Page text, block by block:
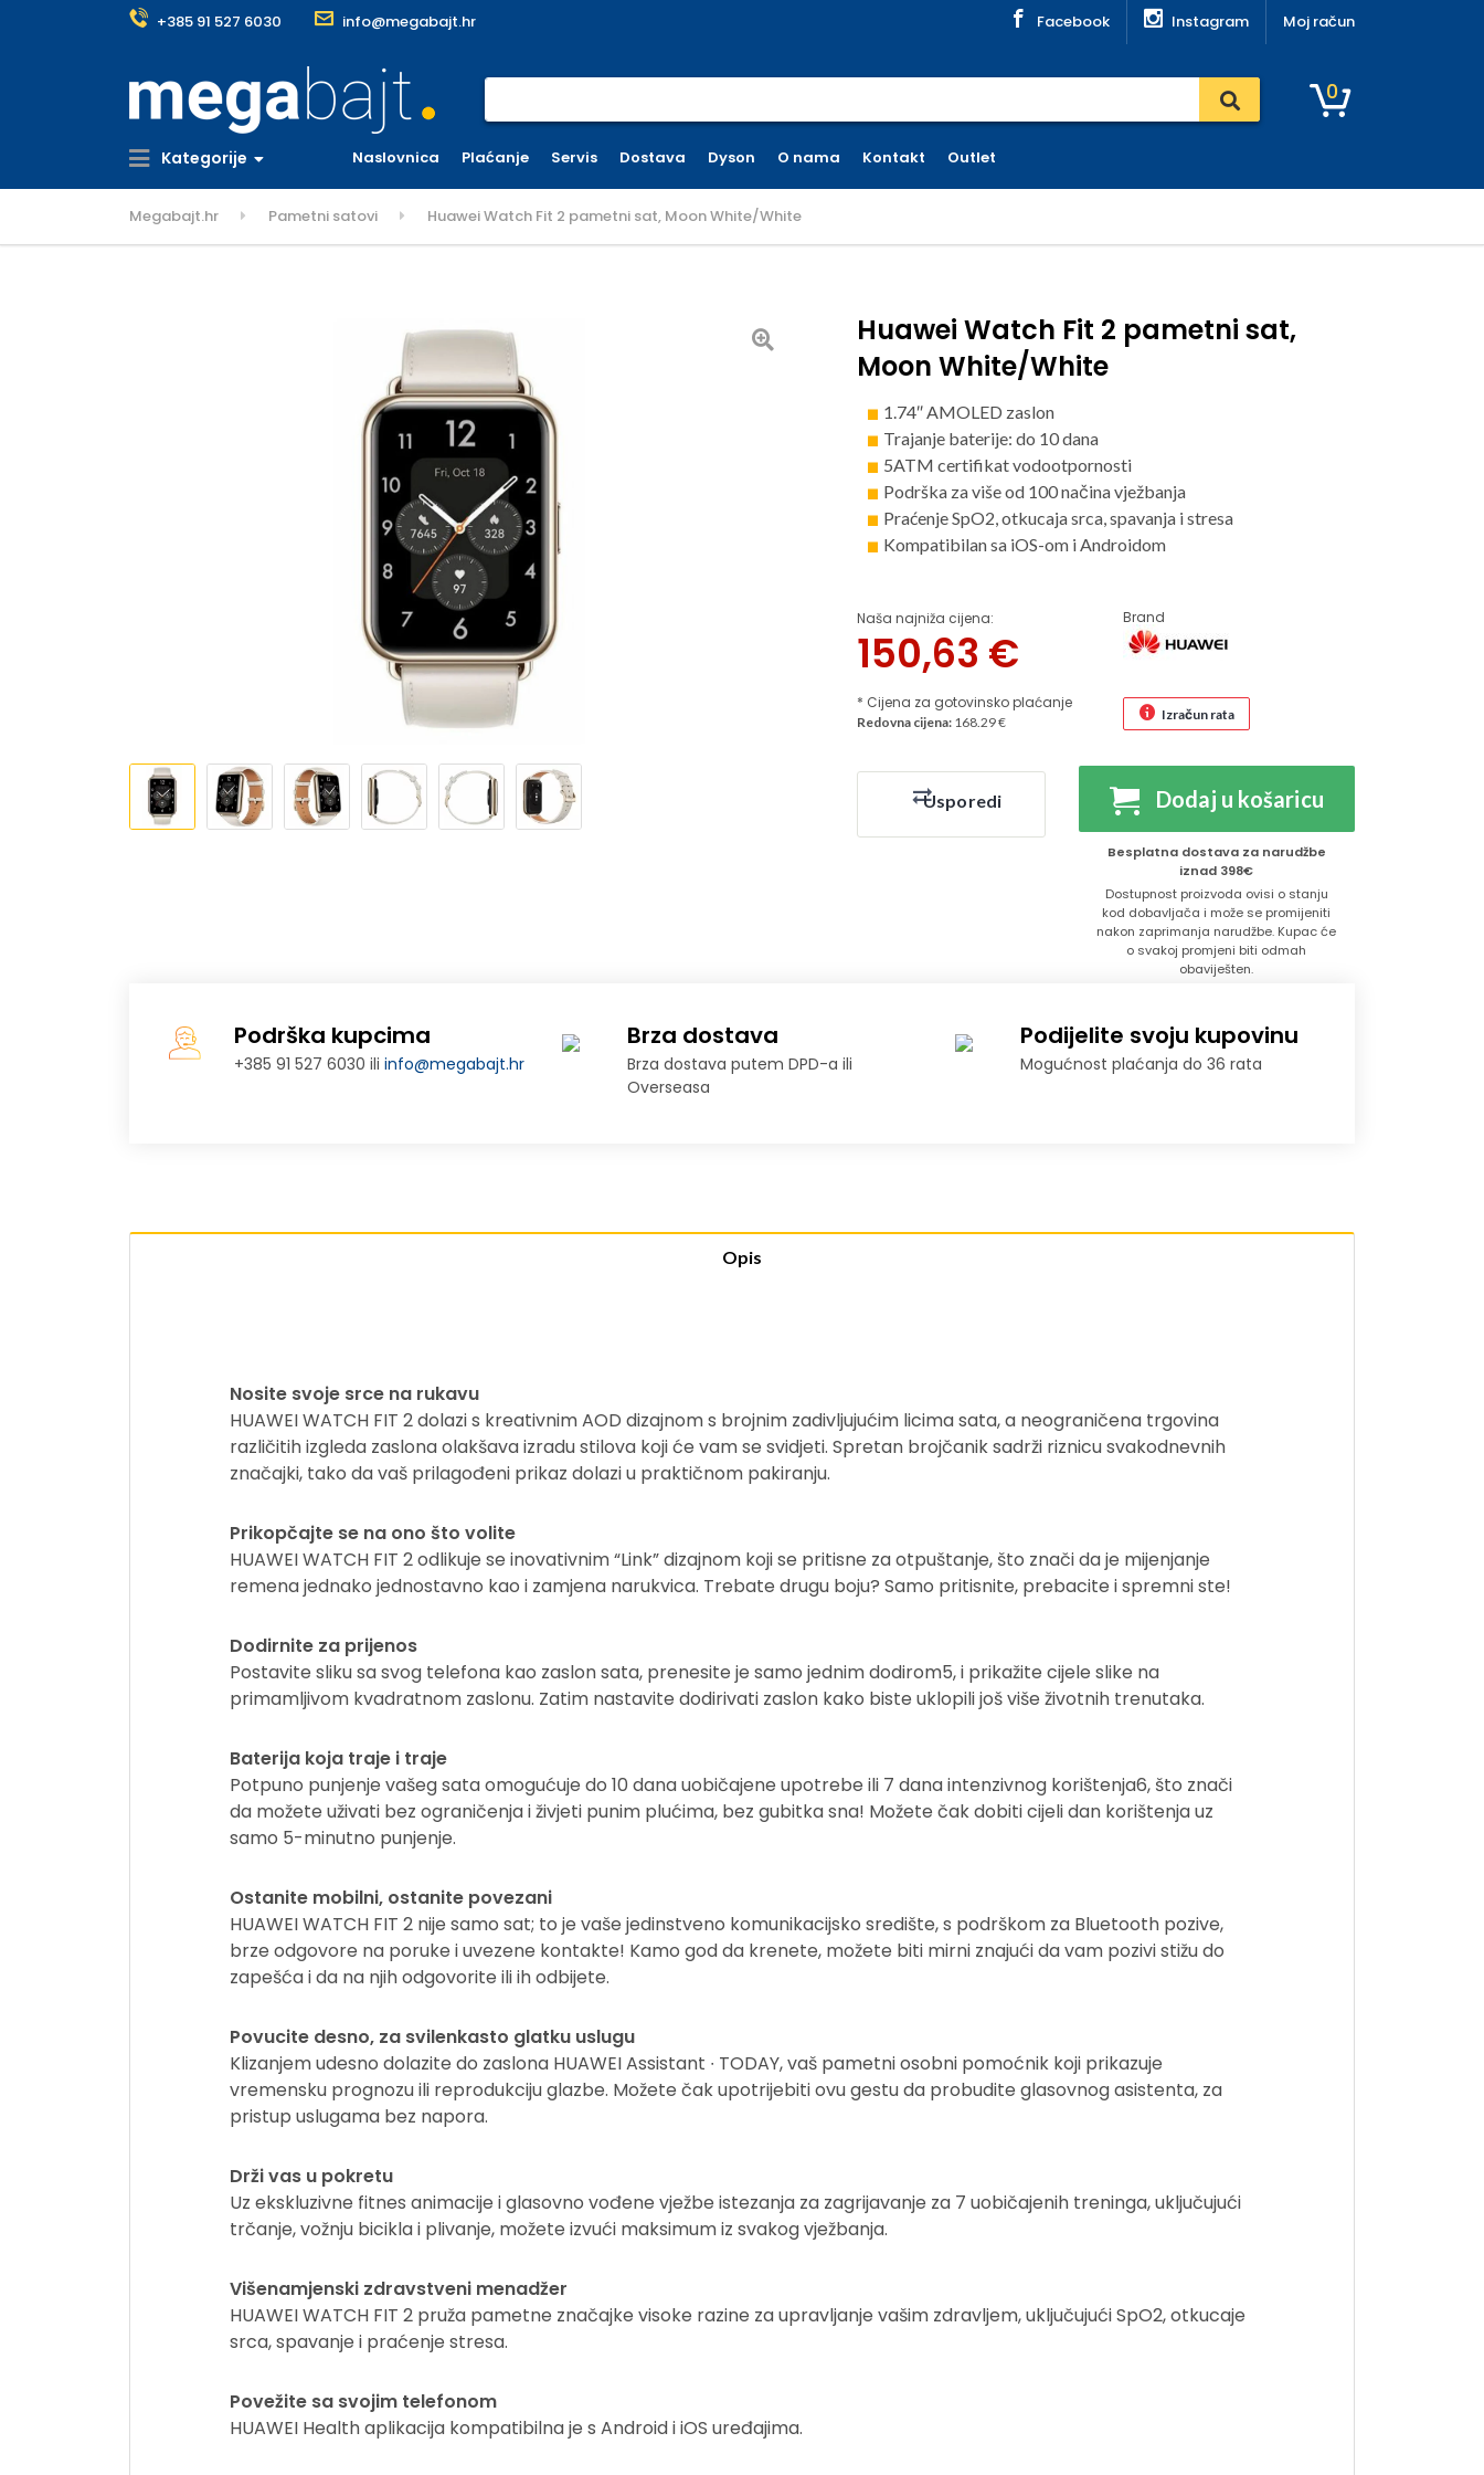
+385 91 527 6030 info@megabajt.hr Facebook Instagram Moj račun
0
Kategorije Naslovnica Plaćanje Servis Dostava Dyson O nama Kontakt Outlet
Megabajt.hr Pametni satovi Huawei Watch Fit 2 pametni sat, Moon White/White
Huawei Watch Fit 2 pametni sat,
Moon White/White
1.74″ AMOLED zaslon
Trajanje baterije: do 10 dana
5ATM certifikat vodootpornosti
Podrška za više od 100 načina vježbanja
Praćenje SpO2, otkucaja srca, spavanja i stresa
Kompatibilan sa iOS-om i Androidom
Naša najniža cijena:
150,63 €
* Cijena za gotovinsko plaćanje
Brand
Redovna cijena: 168.29 € Izračun rata
Usporedi Dodaj u košaricu
Besplatna dostava za narudžbe
iznad 398€
Dostupnost proizvoda ovisi o stanju
kod dobavljača i može se promijeniti
nakon zaprimanja narudžbe. Kupac će
o svakoj promjeni biti odmah
obaviješten.
Podrška kupcima
+385 91 527 6030 iliinfo@megabajt.hr
Brza dostava
Brza dostava putem DPD-a ili
Overseasa
Podijelite svoju kupovinu
Mogućnost plaćanja do 36 rata
Opis
Nosite svoje srce na rukavu
HUAWEI WATCH FIT 2 dolazi s kreativnim AOD dizajnom s brojnim zadivljujućim licima sata, a neograničena trgovina
različitih izgleda zaslona olakšava izradu stilova koji će vam se svidjeti. Spretan brojčanik sadrži riznicu svakodnevnih
značajki, tako da vaš prilagođeni prikaz dolazi u praktičnom pakiranju.
Prikopčajte se na ono što volite
HUAWEI WATCH FIT 2 odlikuje se inovativnim “Link” dizajnom koji se pritisne za otpuštanje, što znači da je mijenjanje
remena jednako jednostavno kao i zamjena narukvica. Trebate drugu boju? Samo pritisnite, prebacite i spremni ste!
Dodirnite za prijenos
Postavite sliku sa svog telefona kao zaslon sata, prenesite je samo jednim dodirom5, i prikažite cijele slike na
primamljivom kvadratnom zaslonu. Zatim nastavite dodirivati ​​zaslon kako biste uklopili još više životnih trenutaka.
Baterija koja traje i traje
Potpuno punjenje vašeg sata omogućuje do 10 dana uobičajene upotrebe ili 7 dana intenzivnog korištenja6, što znači
da možete uživati bez ograničenja i živjeti punim plućima, bez gubitka sna! Možete čak dobiti cijeli dan korištenja uz
samo 5-minutno punjenje.
Ostanite mobilni, ostanite povezani
HUAWEI WATCH FIT 2 nije samo sat; to je vaše jedinstveno komunikacijsko središte, s podrškom za Bluetooth pozive,
brze odgovore na poruke i uvezene kontakte! Kamo god da krenete, možete biti mirni znajući da vam pozivi stižu do
zapešća i da na njih odgovorite ili ih odbijete.
Povucite desno, za svilenkasto glatku uslugu
Klizanjem udesno dolazite do zaslona HUAWEI Assistant ∙ TODAY, vaš pametni osobni pomoćnik koji prikazuje
vremensku prognozu ili reprodukciju glazbe. Možete čak upotrijebiti ovu gestu da probudite glasovnog asistenta, za
pristup uslugama bez napora.
Drži vas u pokretu
Uz ekskluzivne fitnes animacije i glasovno vođene vježbe istezanja za zagrijavanje za 7 uobičajenih treninga, uključujući
trčanje, vožnju bicikla i plivanje, možete izvući maksimum iz svakog vježbanja.
Višenamjenski zdravstveni menadžer
HUAWEI WATCH FIT 2 pruža pametne značajke visoke razine za upravljanje vašim zdravljem, uključujući SpO2, otkucaje
srca, spavanje i praćenje stresa.
Povežite sa svojim telefonom
HUAWEI Health aplikacija kompatibilna je s Android i iOS uređajima.